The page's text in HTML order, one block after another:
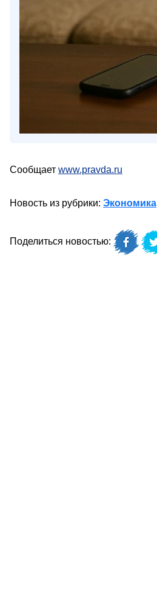
Сообщает www.pravda.ru
Новость из рубрики: Экономика
Поделиться новостью: